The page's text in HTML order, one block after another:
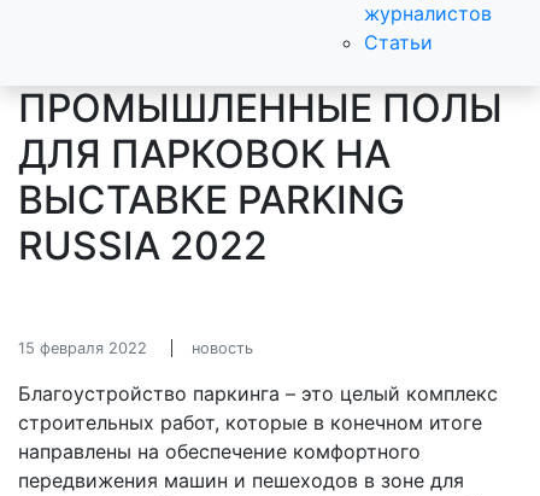
журналистов
Статьи
ПРОМЫШЛЕННЫЕ ПОЛЫ
ДЛЯ ПАРКОВОК НА
ВЫСТАВКЕ PARKING
RUSSIA 2022
15 февраля 2022 новость
Благоустройство паркинга – это целый комплекс
строительных работ, которые в конечном итоге
направлены на обеспечение комфортного
передвижения машин и пешеходов в зоне для